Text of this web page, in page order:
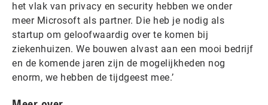
het vlak van privacy en security hebben we onder
meer Microsoft als partner. Die heb je nodig als
startup om geloofwaardig over te komen bij
ziekenhuizen. We bouwen alvast aan een mooi bedrijf
en de komende jaren zijn de mogelijkheden nog
enorm, we hebben de tijdgeest mee.’